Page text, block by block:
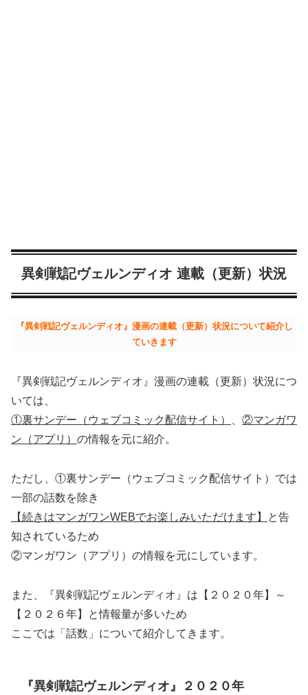
異剣戦記ヴェルンディオ 連載（更新）状況
『異剣戦記ヴェルンディオ』漫画の連載（更新）状況について紹介し
ていきます
『異剣戦記ヴェルンディオ』漫画の連載（更新）状況につ
いては、
①裏サンデー（ウェブコミック配信サイト）
②マンガワ
ン（アプリ） の情報を元に紹介。
ただし、①裏サンデー（ウェブコミック配信サイト）では
一部の話数を除き
【続きはマンガワンWEBでお楽しみいただけます】
と告
知されているため
②マンガワン（アプリ）の情報を元にしています。
また、『異剣戦記ヴェルンディオ』は【２０２０年】～
【２０２６年】と情報量が多いため
ここでは「話数」について紹介してきます。
『異剣戦記ヴェルンディオ』２０２０年